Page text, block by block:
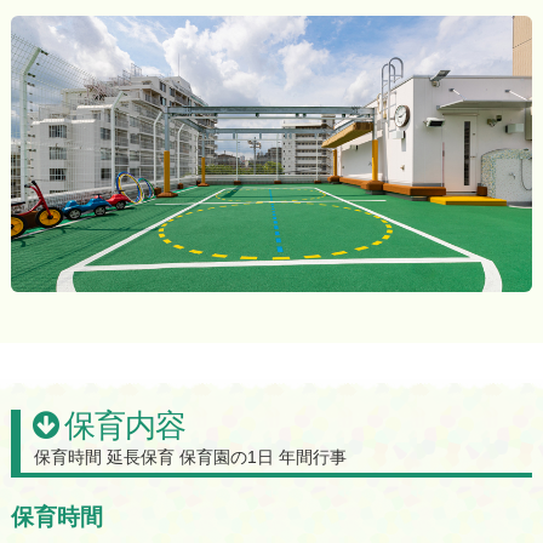
保育内容
保育時間 延長保育 保育園の1日 年間行事
保育時間